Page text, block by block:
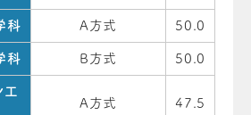
科 A方式 50.0
科 B方式 50.0
工
A方式 47.5